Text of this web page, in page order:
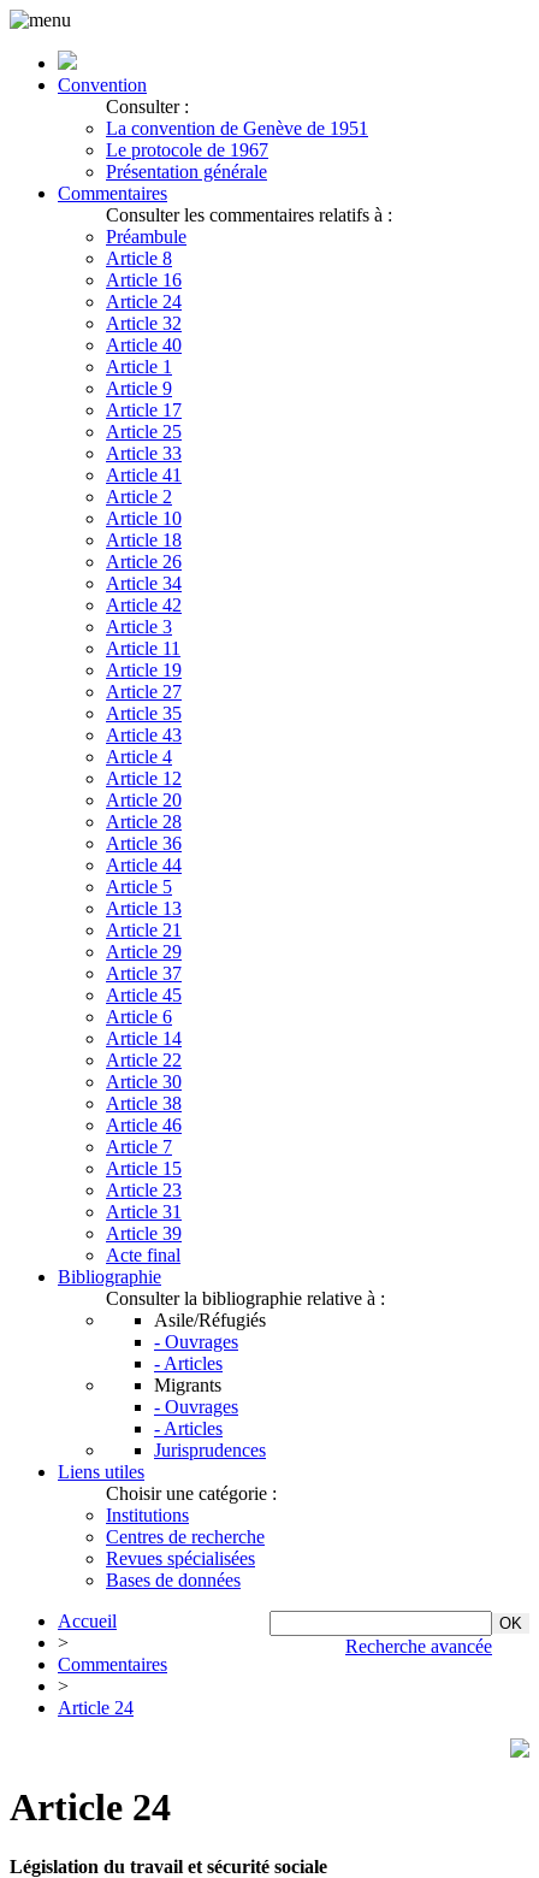
Convention
Consulter :
La convention de Genève de 1951
Le protocole de 1967
Présentation générale
Commentaires
Consulter les commentaires relatifs à :
Préambule
Article 8
Article 16
Article 24
Article 32
Article 40
Article 1
Article 9
Article 17
Article 25
Article 33
Article 41
Article 2
Article 10
Article 18
Article 26
Article 34
Article 42
Article 3
Article 11
Article 19
Article 27
Article 35
Article 43
Article 4
Article 12
Article 20
Article 28
Article 36
Article 44
Article 5
Article 13
Article 21
Article 29
Article 37
Article 45
Article 6
Article 14
Article 22
Article 30
Article 38
Article 46
Article 7
Article 15
Article 23
Article 31
Article 39
Acte final
Bibliographie
Consulter la bibliographie relative à :
Asile/Réfugiés
- Ouvrages
- Articles
Migrants
- Ouvrages
- Articles
Jurisprudences
Liens utiles
Choisir une catégorie :
Institutions
Centres de recherche
Revues spécialisées
Bases de données
Recherche avancée
Accueil
>
Commentaires
>
Article 24
Article 24
Législation du travail et sécurité sociale